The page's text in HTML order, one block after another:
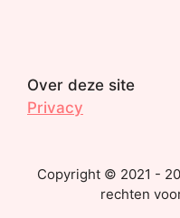
Over deze site
Privacy
Copyright © 2021 -
rechten